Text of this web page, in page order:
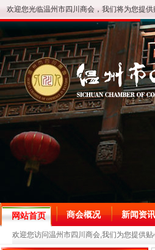
欢迎您光临温州市四川商会，我们将为您提供
网站首页
欢迎您访问温州市四川商会,我们为您提供贴
商会概况 新闻资讯